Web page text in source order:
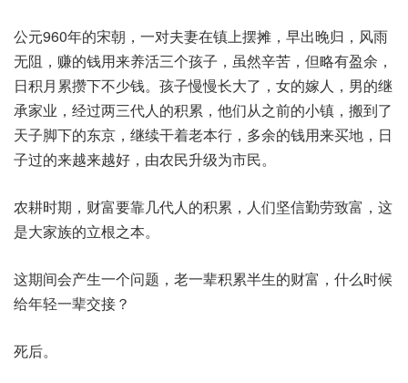
公元960年的宋朝，一对夫妻在镇上摆摊，早出晚归，风雨
无阻，赚的钱用来养活三个孩子，虽然辛苦，但略有盈余，
日积月累攒下不少钱。孩子慢慢长大了，女的嫁人，男的继
承家业，经过两三代人的积累，他们从之前的小镇，搬到了
天子脚下的东京，继续干着老本行，多余的钱用来买地，日
子过的来越来越好，由农民升级为市民。
农耕时期，财富要靠几代人的积累，人们坚信勤劳致富，这
是大家族的立根之本。
这期间会产生一个问题，老一辈积累半生的财富，什么时候
给年轻一辈交接？
死后。